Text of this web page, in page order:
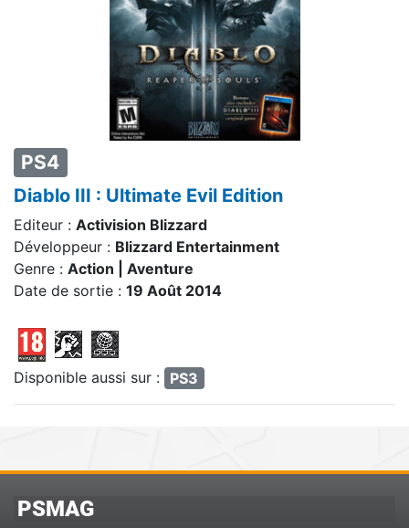
PS4
Diablo III : Ultimate Evil Edition
Editeur : Activision Blizzard
Développeur : Blizzard Entertainment
Genre : Action | Aventure
Date de sortie : 19 Août 2014
Disponible aussi sur : PS3
PSMAG